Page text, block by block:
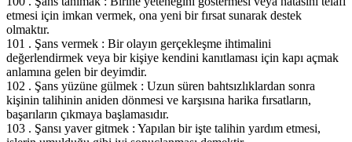
etmesi için imkan vermek, ona yeni bir fırsat sunarak destek
olmaktır.
101 . Şans vermek : Bir olayın gerçekleşme ihtimalini
değerlendirmek veya bir kişiye kendini kanıtlaması için kapı açmak
anlamına gelen bir deyimdir.
102 . Şans yüzüne gülmek : Uzun süren bahtsızlıklardan sonra
kişinin talihinin aniden dönmesi ve karşısına harika fırsatların,
başarıların çıkmaya başlamasıdır.
103 . Şansı yaver gitmek : Yapılan bir işte talihin yardım etmesi,